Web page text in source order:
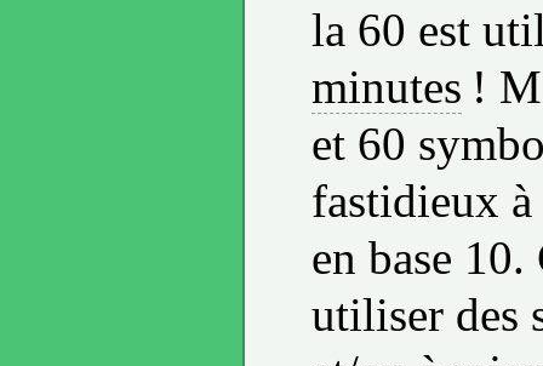
la 60 est
minutes !
et 60
fastidieux
en base
utiliser des